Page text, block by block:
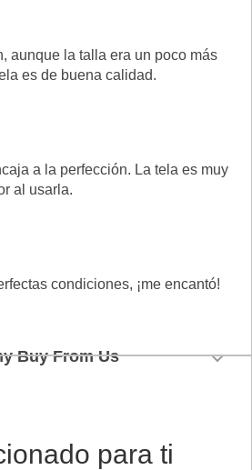
aunque la talla era un poco más
es de buena calidad.
a la perfección. La tela es muy
al usarla.
condiciones, ¡me encantó!
Buy From Us
para ti